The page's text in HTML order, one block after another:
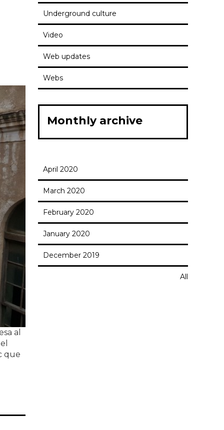
al
que
Underground culture
Video
Web updates
Webs
Monthly archive
April 2020
March 2020
February 2020
January 2020
December 2019
All